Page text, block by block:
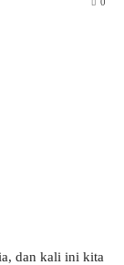
dan kali ini kita